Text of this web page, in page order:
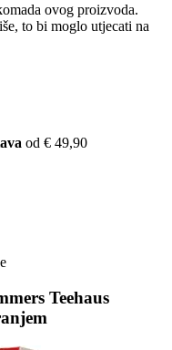
ovog proizvoda.
to bi moglo utjecati na
od € 49,90
Teehaus